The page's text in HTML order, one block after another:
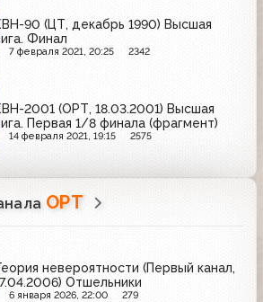
90 (ЦТ, декабрь 1990) Высшая
Финал
7 февраля 2021, 20:25 2342
2001 (ОРТ, 18.03.2001) Высшая
Первая 1/8 финала (фрагмент)
14 февраля 2021, 19:15 2575
ОРТ
невероятности (Первый канал,
Отшельники
6 января 2026, 22:00 279